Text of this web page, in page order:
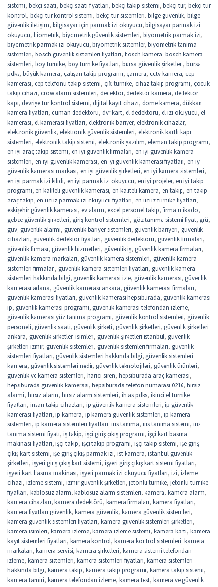
sistemi, bekçi saati, bekçi saati fiyatları, bekçi takip sistemi, bekçi tur, bekçi tur
kontrol, bekçi tur kontrol sistemi, bekçi tur sistemleri, bilge güvenlik, bilge
güvenlik iletişim, bilgisayar için parmak izi okuyucu, bilgisayar parmak izi
okuyucu, biometrik, biyometrik güvenlik sistemleri, biyometrik parmak izi,
biyometrik parmak izi okuyucu, biyometrik sistemler, biyometrik tanıma
sistemleri, bosch güvenlik sistemleri fiyatları, bosch kamera, bosch kamera
sistemleri, boy turnike, boy turnike fiyatları, bursa güvenlik şirketleri, bursa
pdks, büyük kamera, çalışan takip programı, çamera, cctv kamera, cep
kamerası, cep telefonu takip sistemi, çift turnike, cihaz takip programı, çocuk
takip cihazı, crow alarm sistemleri, dedektör, dedektör kamera, dedektör
kapı, devriye tur kontrol sistemi, dijital kayıt cihazı, dome kamera, dükkan
kamera fiyatları, duman dedektörü, dvr kart, el dedektörü, el izi okuyucu, el
kamerası, el kamerası fiyatları, elektronik bariyer, elektronik cihazlar,
elektronik güvenlik, elektronik güvenlik sistemleri, elektronik kartlı kapı
sistemleri, elektronik takip sistemi, elektronik yazılım, eleman takip programı,
en iyi araç takip sistemi, en iyi güvenlik firmaları, en iyi güvenlik kamera
sistemleri, en iyi güvenlik kamerası, en iyi güvenlik kamerası fiyatları, en iyi
güvenlik kamerası markası, en iyi güvenlik şirketleri, en iyi kamera sistemleri,
en iyi parmak izi kilidi, en iyi parmak izi okuyucu, en iyi projeler, en iyi takip
programı, en kaliteli güvenlik kamerası, en kaliteli kamera, en takip, en takip
araç takip, en ucuz parmak izi okuyucu fiyatları, en ucuz turnike fiyatları,
eskişehir güvenlik kamerası, ev alarm, excel personel takip, firma mikado,
gebze güvenlik şirketleri, giriş kontrol sistemleri, göz tanıma sistemi fiyat, grü,
güv, güvenlik alarmı, güvenlik bariyer sistemleri, güvenlik bariyeri, güvenlik
cihazları, güvenlik dedektör fiyatları, güvenlik dedektörü, güvenlik firmaları,
güvenlik firması, güvenlik hizmetleri, güvenlik iş, güvenlik kamera firmaları,
güvenlik kamera markaları, güvenlik kamera sistemleri, güvenlik kamera
sistemleri firmaları, güvenlik kamera sistemleri fiyatları, güvenlik kamera
sistemleri hakkında bilgi, guvenlik kamerasi izle, güvenlik kamerası, güvenlik
kamerası adana, güvenlik kamerası ankara, güvenlik kamerası firmaları,
güvenlik kamerası fiyatları, güvenlik kamerası hepsiburada, güvenlik kamerası
ip, güvenlik kamerası programı, güvenlik kamerası telefondan izleme,
güvenlik kamerası yüz tanıma programı, güvenlik kontrol sistemleri, güvenlik
personeli, güvenlik saati, güvenlik şirketi, güvenlik şirketleri, güvenlik şirketleri
ankara, güvenlik şirketleri isimleri, güvenlik şirketleri istanbul, güvenlik
şirketleri izmir, güvenlik sistemleri, güvenlik sistemleri firmaları, güvenlik
sistemleri fiyatları, güvenlik sistemleri hakkında bilgi, güvenlik sistemleri
kamera, güvenlik sistemleri nedir, güvenlik teknolojileri, güvenlik ürünleri,
güvenlik ve kamera sistemleri, harici siren, hepsiburada araç kamerası,
hepsiburada güvenlik kamerası, hepsiburada telefon numarası 0216, hirsiz
alarmi, hırsız alarm, hırsız alarm sistemleri, ihlas pdks, ikinci el turnike
fiyatları, insan takip cihazları, ip güvenlik kamera sistemleri, ip güvenlik
kamerası fiyatları, ip kamera, ip kamera güvenlik sistemleri, ip kamera
sistemleri, ip kamera sistemleri fiyatları, iris tanıma, iris tanıma sistemi, iris
tanıma sistemi fiyatı, iş takip, işçi giriş çıkış programı, işçi kart basma
makinası fiyatları, işçi takip, işçi takip programı, işçi takip sistemi, işe giriş
çıkış kart sistemi, işe giriş çıkış parmak izi, ist kamera, istanbul güvenlik
şirketleri, işyeri giriş çıkış kart sistemi, işyeri giriş çıkış kart sistemi fiyatları,
işyeri kart basma makinası, işyeri parmak izi okuyucu fiyatları, izi, izleme
cihazı, izleme sistemi, izmir güvenlik şirketleri, jetonlu turnike, jetonlu turnike
fiyatları, kablosuz alarm, kablosuz alarm sistemleri, kamera, kamera alarm,
kamera cihazları, kamera dedektörü, kamera firmaları, kamera fiyatları,
kamera fiyatları güvenlik, kamera güvenlik, kamera güvenlik sistemleri,
kamera güvenlik sistemleri fiyatları, kamera güvenlik sistemleri şirketleri,
kamera isimleri, kamera izleme, kamera izleme sistemi, kamera kartı, kamera
kayıt sistemleri fiyatları, kamera kontrol, kamera kontrol sistemleri, kamera
markaları, kamera servisi, kamera şirketleri, kamera sistemi telefondan
izleme, kamera sistemleri, kamera sistemleri fiyatları, kamera sistemleri
hakkında bilgi, kamera takip, kamera takip programı, kamera takip sistemi,
kamera tamiri, kamera telefondan izleme, kamera test, kamera ve güvenlik